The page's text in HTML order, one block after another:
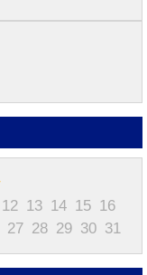
12 13 14 15 16
27 28 29 30 31